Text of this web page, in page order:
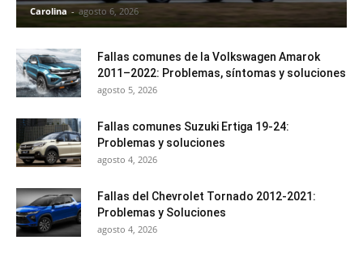
Carolina - agosto 6, 2026
Fallas comunes de la Volkswagen Amarok
2011–2022: Problemas, síntomas y soluciones
agosto 5, 2026
Fallas comunes Suzuki Ertiga 19-24:
Problemas y soluciones
agosto 4, 2026
Fallas del Chevrolet Tornado 2012-2021:
Problemas y Soluciones
agosto 4, 2026